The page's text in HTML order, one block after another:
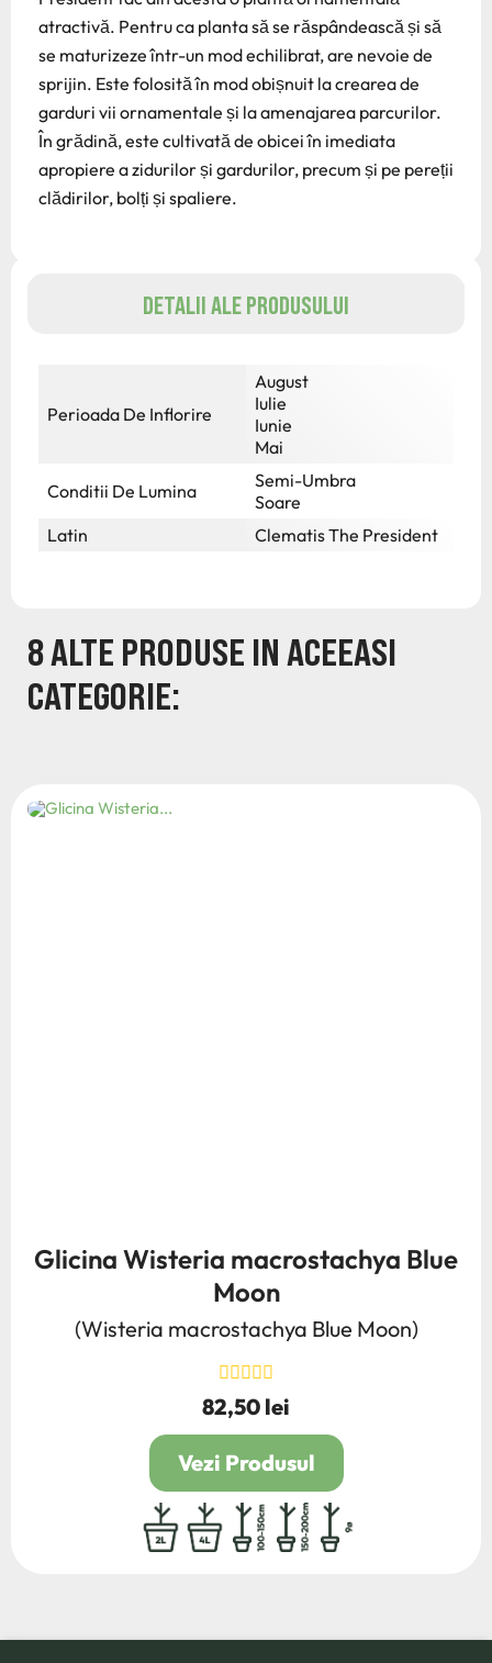
atractivă. Pentru ca planta să se răspândească și să
se maturizeze într-un mod echilibrat, are nevoie de
sprijin. Este folosită în mod obișnuit la crearea de
garduri vii ornamentale și la amenajarea parcurilor.
În grădină, este cultivată de obicei în imediata
apropiere a zidurilor și gardurilor, precum și pe pereții
clădirilor, bolți și spaliere.
DETALII ALE PRODUSULUI
Perioada De Inflorire
August
Iulie
Iunie
Mai
Conditii De Lumina
Semi-Umbra
Soare
Latin
Clematis The President
8 ALTE PRODUSE IN ACEEASI
CATEGORIE:
Glicina Wisteria macrostachya Blue
Moon
(Wisteria macrostachya Blue Moon)
Pret
82,50 lei
Vezi Produsul
2L 4L 100/150150/200
9ø